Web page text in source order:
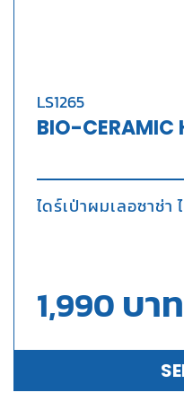
LS1265
BIO-CERAMIC
ไดร์เป่าผมเลอซาช่า
1,990 บาท